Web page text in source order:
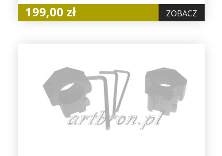
199,00 zł ZOBACZ